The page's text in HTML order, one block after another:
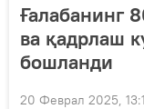
Ғалабанинг
ва қадрлаш
бошланди
20 Феврал 2025,